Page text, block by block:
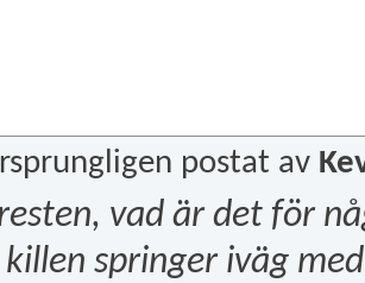
postat av
vad är det för
springer iväg